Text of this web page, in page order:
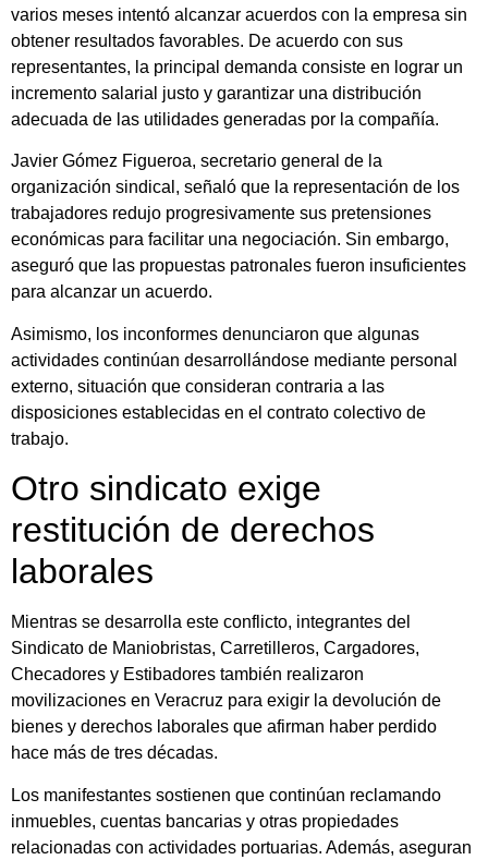
varios meses intentó alcanzar acuerdos con la empresa sin
obtener resultados favorables. De acuerdo con sus
representantes, la principal demanda consiste en lograr un
incremento salarial justo y garantizar una distribución
adecuada de las utilidades generadas por la compañía.
Javier Gómez Figueroa, secretario general de la
organización sindical, señaló que la representación de los
trabajadores redujo progresivamente sus pretensiones
económicas para facilitar una negociación. Sin embargo,
aseguró que las propuestas patronales fueron insuficientes
para alcanzar un acuerdo.
Asimismo, los inconformes denunciaron que algunas
actividades continúan desarrollándose mediante personal
externo, situación que consideran contraria a las
disposiciones establecidas en el contrato colectivo de
trabajo.
Otro sindicato exige
restitución de derechos
laborales
Mientras se desarrolla este conflicto, integrantes del
Sindicato de Maniobristas, Carretilleros, Cargadores,
Checadores y Estibadores también realizaron
movilizaciones en Veracruz para exigir la devolución de
bienes y derechos laborales que afirman haber perdido
hace más de tres décadas.
Los manifestantes sostienen que continúan reclamando
inmuebles, cuentas bancarias y otras propiedades
relacionadas con actividades portuarias. Además, aseguran